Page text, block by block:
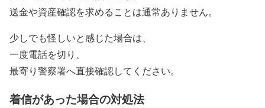
送金や資産確認を求めることは通常ありません。
少しでも怪しいと感じた場合は、
一度電話を切り、
最寄り警察署へ直接確認してください。
着信があった場合の対処法